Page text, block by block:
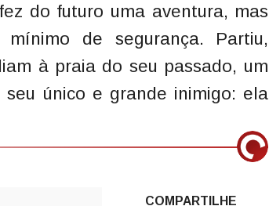
do futuro uma aventura, mas
de segurança. Partiu,
à praia do seu passado, um
único e grande inimigo: ela